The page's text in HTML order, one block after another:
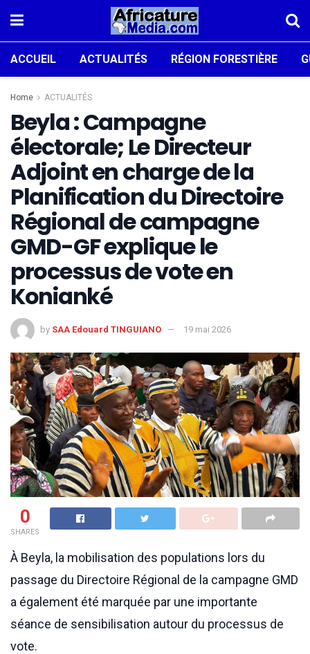
ACCUEIL ACTUALITÉS RÉGION FORESTIÈRE
Home ACTUALITÉS
Beyla : Campagne
électorale; Le Directeur
Adjoint en charge de la
Planification du Directoire
Régional de campagne
GMD-GF explique le
processus de vote en
Konianké
by SAA Edouard TINGUIANO 19 mai 2026
0
SHARES
À Beyla, la mobilisation des populations lors du
passage du Directoire Régional de la campagne GMD
a également été marquée par une importante
séance de sensibilisation autour du processus de
vote.